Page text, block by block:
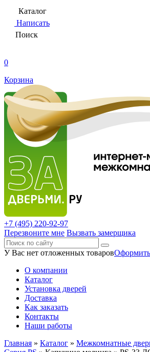
Каталог
Написать
Поиск
0
Корзина
+7 (495) 220-92-97
Перезвоните мне Вызвать замерщика
У Вас нет отложенных товаровОформить
О компании
Каталог
Установка дверей
Доставка
Как заказать
Контакты
Наши работы
Главная » Каталог » Межкомнатные